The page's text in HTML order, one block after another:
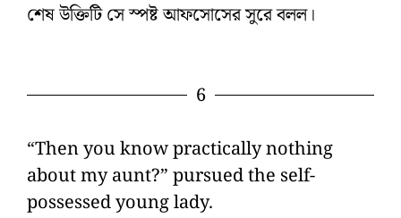
শেষ উক্তিটি সে স্পষ্ট আফসোসের সুরে বলল।
6
“Then you know practically nothing
about my aunt?” pursued the self-
possessed young lady.